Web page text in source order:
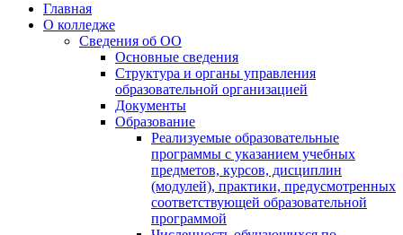
Главная
О колледже
Сведения об ОО
Основные сведения
Структура и органы управления
образовательной организацией
Документы
Образование
Реализуемые образовательные
программы с указанием учебных
предметов, курсов, дисциплин
(модулей), практики, предусмотренных
соответствующей образовательной
программой